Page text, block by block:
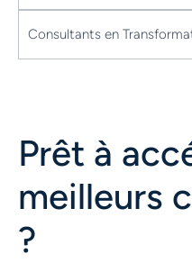
Consultants en
Prêt à
meilleurs
?